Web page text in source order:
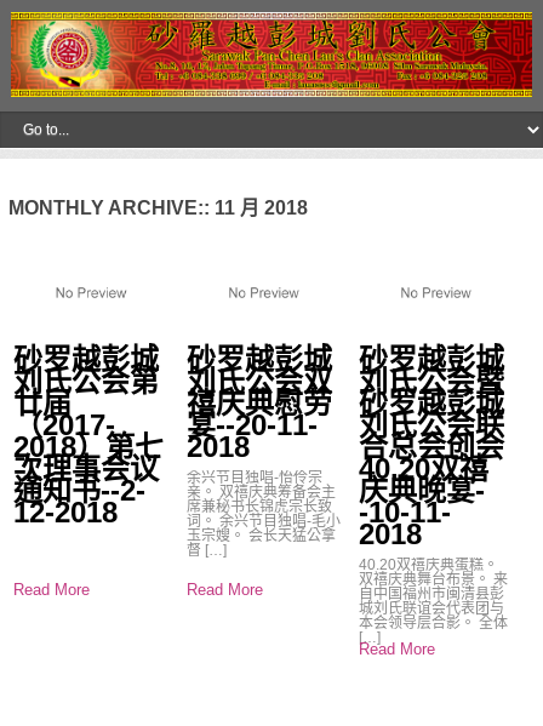
MONTHLY ARCHIVE:: 11 月 2018
砂罗越彭城
刘氏公会第
廿届
（2017-
2018）第七
次理事会议
通知书--2-
12-2018
Read More
砂罗越彭城
刘氏公会双
禧庆典慰劳
宴--20-11-
2018
余兴节目独唱-怡伶宗
亲。 双禧庆典筹备会主
席兼秘书长锦虎宗长致
词。 余兴节目独唱-毛小
玉宗嫂。 会长天猛公拿
督 […]
Read More
砂罗越彭城
刘氏公会暨
砂罗越彭城
刘氏公会联
合总会创会
40.20双禧
庆典晚宴-
-10-11-
2018
40.20双禧庆典蛋糕。
双禧庆典舞台布景。 来
自中国福州市闽清县彭
城刘氏联谊会代表团与
本会领导层合影。 全体
[…]
Read More